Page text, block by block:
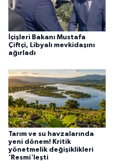
İçişleri Bakanı Mustafa
Çiftçi, Libyalı mevkidaşını
ağırladı
Tarım ve su havzalarında
yeni dönem! Kritik
yönetmelik değişiklikleri
'Resmi'leşti